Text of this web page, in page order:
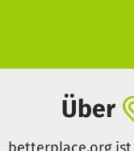
Über